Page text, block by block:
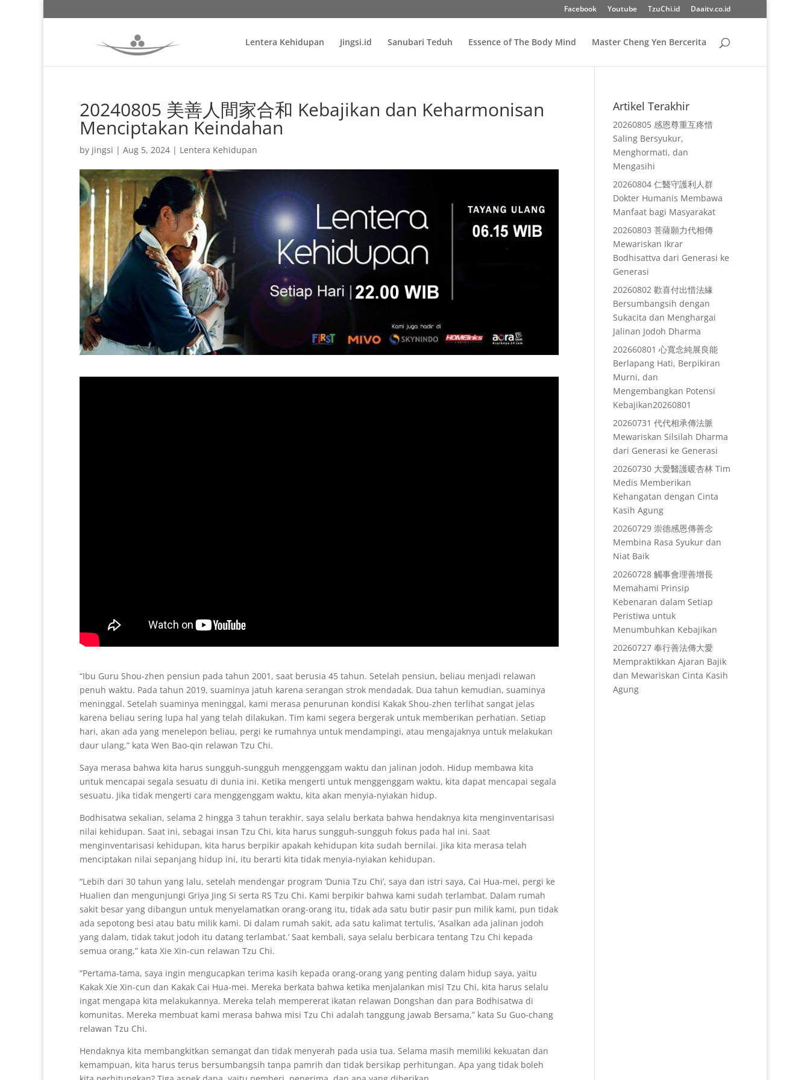
Facebook Youtube TzuChi.id Daaitv.co.id
Lentera Kehidupan Jingsi.id Sanubari Teduh Essence of The Body Mind Master Cheng Yen Bercerita
20240805 美善人間家合和 Kebajikan dan Keharmonisan
Menciptakan Keindahan
by jingsi | Aug 5, 2024 | Lentera Kehidupan
“Ibu Guru Shou-zhen pensiun pada tahun 2001, saat berusia 45 tahun. Setelah pensiun, beliau menjadi relawan
penuh waktu. Pada tahun 2019, suaminya jatuh karena serangan strok mendadak. Dua tahun kemudian, suaminya
meninggal. Setelah suaminya meninggal, kami merasa penurunan kondisi Kakak Shou-zhen terlihat sangat jelas
karena beliau sering lupa hal yang telah dilakukan. Tim kami segera bergerak untuk memberikan perhatian. Setiap
hari, akan ada yang menelepon beliau, pergi ke rumahnya untuk mendampingi, atau mengajaknya untuk melakukan
daur ulang,” kata Wen Bao-qin relawan Tzu Chi.
Saya merasa bahwa kita harus sungguh-sungguh menggenggam waktu dan jalinan jodoh. Hidup membawa kita
untuk mencapai segala sesuatu di dunia ini. Ketika mengerti untuk menggenggam waktu, kita dapat mencapai segala
sesuatu. Jika tidak mengerti cara menggenggam waktu, kita akan menyia-nyiakan hidup.
Bodhisatwa sekalian, selama 2 hingga 3 tahun terakhir, saya selalu berkata bahwa hendaknya kita menginventarisasi
nilai kehidupan. Saat ini, sebagai insan Tzu Chi, kita harus sungguh-sungguh fokus pada hal ini. Saat
menginventarisasi kehidupan, kita harus berpikir apakah kehidupan kita sudah bernilai. Jika kita merasa telah
menciptakan nilai sepanjang hidup ini, itu berarti kita tidak menyia-nyiakan kehidupan.
“Lebih dari 30 tahun yang lalu, setelah mendengar program ‘Dunia Tzu Chi’, saya dan istri saya, Cai Hua-mei, pergi ke
Hualien dan mengunjungi Griya Jing Si serta RS Tzu Chi. Kami berpikir bahwa kami sudah terlambat. Dalam rumah
sakit besar yang dibangun untuk menyelamatkan orang-orang itu, tidak ada satu butir pasir pun milik kami, pun tidak
ada sepotong besi atau batu milik kami. Di dalam rumah sakit, ada satu kalimat tertulis, ‘Asalkan ada jalinan jodoh
yang dalam, tidak takut jodoh itu datang terlambat.’ Saat kembali, saya selalu berbicara tentang Tzu Chi kepada
semua orang,” kata Xie Xin-cun relawan Tzu Chi.
“Pertama-tama, saya ingin mengucapkan terima kasih kepada orang-orang yang penting dalam hidup saya, yaitu
Kakak Xie Xin-cun dan Kakak Cai Hua-mei. Mereka berkata bahwa ketika menjalankan misi Tzu Chi, kita harus selalu
ingat mengapa kita melakukannya. Mereka telah mempererat ikatan relawan Dongshan dan para Bodhisatwa di
komunitas. Mereka membuat kami merasa bahwa misi Tzu Chi adalah tanggung jawab Bersama,” kata Su Guo-chang
relawan Tzu Chi.
Hendaknya kita membangkitkan semangat dan tidak menyerah pada usia tua. Selama masih memiliki kekuatan dan
kemampuan, kita harus terus bersumbangsih tanpa pamrih dan tidak bersikap perhitungan. Apa yang tidak boleh
Artikel Terakhir
20260805 感恩尊重互疼惜
Saling Bersyukur,
Menghormati, dan
Mengasihi
20260804 仁醫守護利人群
Dokter Humanis Membawa
Manfaat bagi Masyarakat
20260803 菩薩願力代相傳
Mewariskan Ikrar
Bodhisattva dari Generasi ke
Generasi
20260802 歡喜付出惜法緣
Bersumbangsih dengan
Sukacita dan Menghargai
Jalinan Jodoh Dharma
202660801 心寬念純展良能
Berlapang Hati, Berpikiran
Murni, dan
Mengembangkan Potensi
Kebajikan20260801
20260731 代代相承傳法脈
Mewariskan Silsilah Dharma
dari Generasi ke Generasi
20260730 大愛醫護暖杏林 Tim
Medis Memberikan
Kehangatan dengan Cinta
Kasih Agung
20260729 崇德感恩傳善念
Membina Rasa Syukur dan
Niat Baik
20260728 觸事會理善增長
Memahami Prinsip
Kebenaran dalam Setiap
Peristiwa untuk
Menumbuhkan Kebajikan
20260727 奉行善法傳大愛
Mempraktikkan Ajaran Bajik
dan Mewariskan Cinta Kasih
Agung